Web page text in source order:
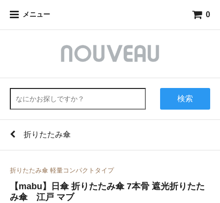
メニュー 0
検索
折りたたみ傘
折りたたみ傘 軽量コンパクトタイプ
【mabu】日傘 折りたたみ傘 7本骨 遮光折りたた
み傘 江戸 マブ